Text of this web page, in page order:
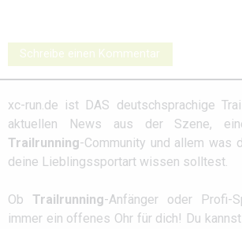
Schreibe einen Kommentar
xc-run.de ist DAS deutschsprachige
aktuellen News aus der Szene,
Trailrunning-Community und allem was
deine Lieblingssportart wissen solltest.
Ob Trailrunning-Anfänger oder Profi-
immer ein offenes Ohr für dich! Du